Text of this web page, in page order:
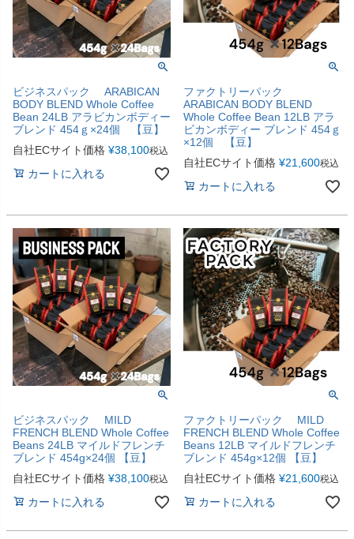
ビジネスパック ARABICAN
BODY BLEND Whole Coffee
Bean 24LB アラビカンボディー
ブレンド 454ｇ×24個 【豆】
自社ECサイト価格 ¥38,100税込
カートに入れる
ファクトリーパック
ARABICAN BODY BLEND
Whole Coffee Bean 12LB アラ
ビカンボディー ブレンド 454ｇ
×12個 【豆】
自社ECサイト価格 ¥21,600税込
カートに入れる
ビジネスパック MILD
FRENCH BLEND Whole Coffee
Beans 24LB マイルドフレンチ
ブレンド 454g×24個 【豆】
自社ECサイト価格 ¥38,100税込
カートに入れる
ファクトリーパック MILD
FRENCH BLEND Whole Coffee
Beans 12LB マイルドフレンチ
ブレンド 454g×12個 【豆】
自社ECサイト価格 ¥21,600税込
カートに入れる